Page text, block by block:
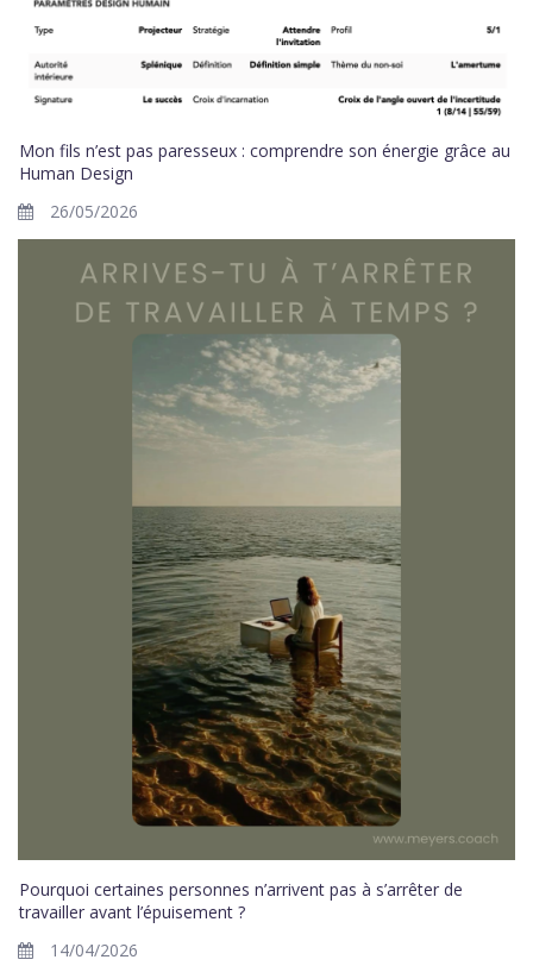
Mon fils n’est pas paresseux : comprendre son énergie grâce au
Human Design
26/05/2026
Pourquoi certaines personnes n’arrivent pas à s’arrêter de
travailler avant l’épuisement ?
14/04/2026